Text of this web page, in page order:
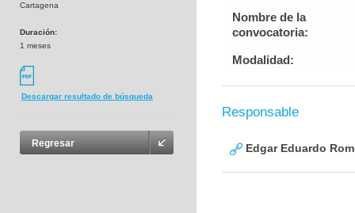
Cartagena
Duración:
1 meses
Descargar resultado de búsqueda
Regresar
Nombre de la
convocatoria:
Modalidad:
Responsable
Edgar Eduardo